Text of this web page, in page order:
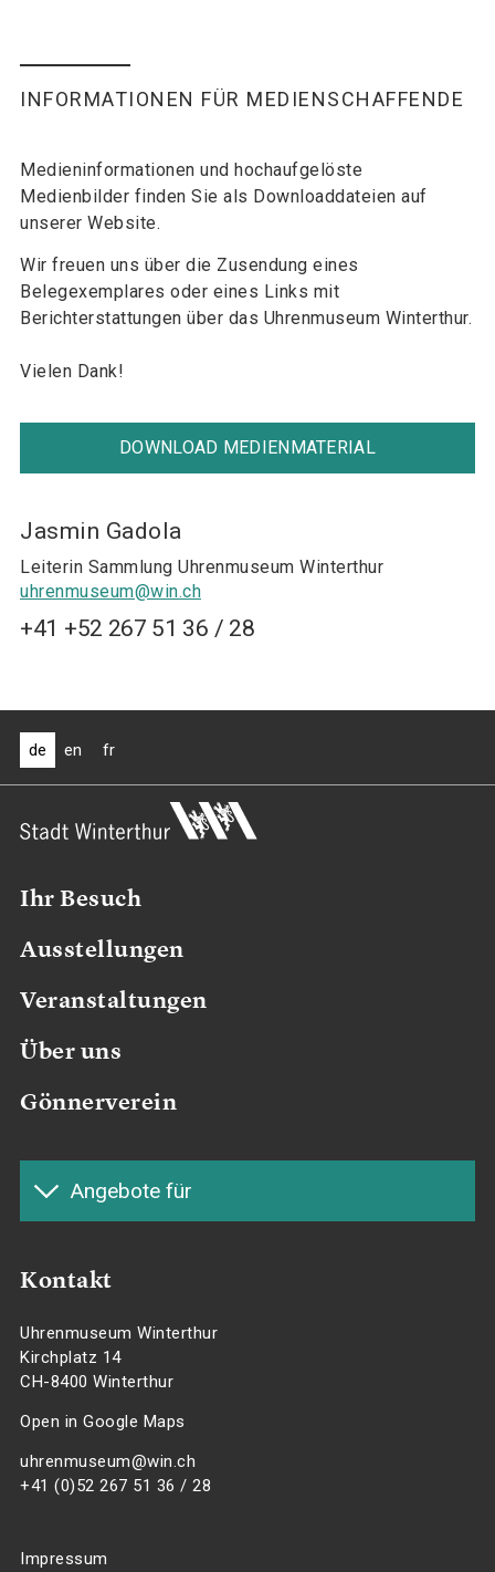
INFORMATIONEN FÜR MEDIENSCHAFFENDE
Medieninformationen und hochaufgelöste
Medienbilder finden Sie als Downloaddateien auf
unserer Website.
Wir freuen uns über die Zusendung eines
Belegexemplares oder eines Links mit
Berichterstattungen über das Uhrenmuseum Winterthur.
Vielen Dank!
DOWNLOAD MEDIENMATERIAL
Jasmin Gadola
Leiterin Sammlung Uhrenmuseum Winterthur
uhrenmuseum@win.ch
+41 +52 267 51 36 / 28
de en fr
Ihr Besuch
Ausstellungen
Veranstaltungen
Über uns
Gönnerverein
Angebote für
Kontakt
Uhrenmuseum Winterthur
Kirchplatz 14
CH-8400 Winterthur
Open in Google Maps
uhrenmuseum@win.ch
+41 (0)52 267 51 36 / 28
Impressum